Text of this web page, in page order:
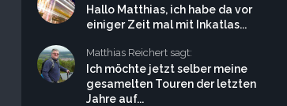
Hallo Matthias, ich habe da vor
einiger Zeit mal mit Inkatlas...
Matthias Reichert sagt:
Ich möchte jetzt selber meine
gesamelten Touren der letzten
Jahre auf...